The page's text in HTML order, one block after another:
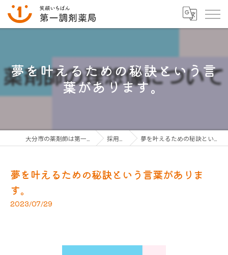
夢を叶えるための秘訣という言
葉があります。
採用ブログ 夢を叶えるための秘訣という言葉があります。
夢を叶えるための秘訣という言葉がありま
す。
2023/07/29